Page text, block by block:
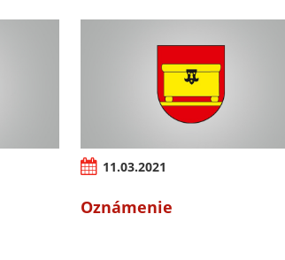
11.03.2021
Oznámenie